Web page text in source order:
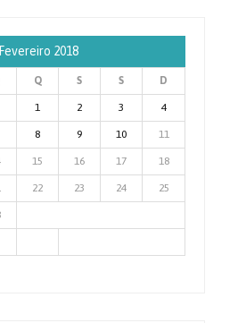
Fevereiro 2018
Q S S D
1 2 3 4
8 9 10 11
15 16 17 18
22 23 24 25